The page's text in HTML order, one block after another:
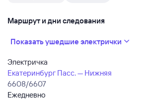
Маршрут и дни следования
Показать ушедшие электрички
Электричка
Екатеринбург Пасс. — Нижняя
6608/6607
Ежедневно